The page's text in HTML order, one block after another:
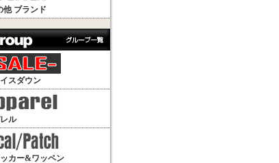
他 ブランド
スダウン
ル
カー&ワッペン